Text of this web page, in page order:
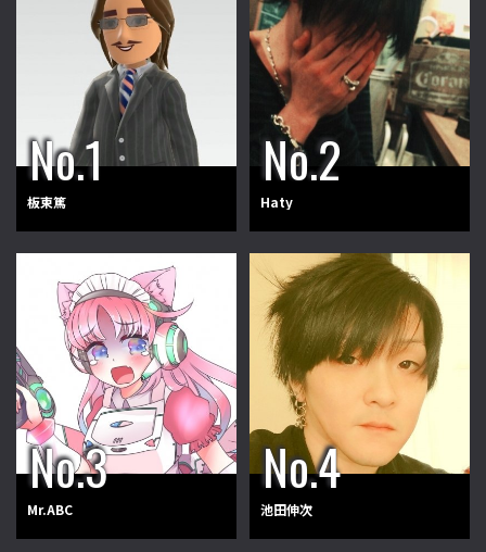
板東篤 Haty
Mr.ABC 池田伸次